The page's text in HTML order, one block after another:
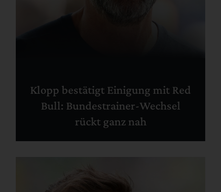
Klopp bestätigt Einigung mit Red
Bull: Bundestrainer-Wechsel
rückt ganz nah